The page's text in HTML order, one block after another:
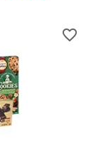
favorite_border